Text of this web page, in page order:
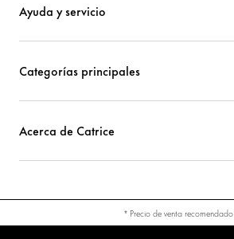
Ayuda y servicio
Categorías principales
Acerca de Catrice
* Precio de venta recomendado